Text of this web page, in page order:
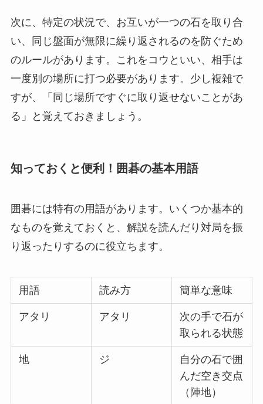
次に、特定の状況で、お互いが一つの石を取り合
い、同じ盤面が無限に繰り返されるのを防ぐため
のルールがあります。これをコウといい、相手は
一度別の場所に打つ必要があります。少し複雑で
すが、「同じ場所ですぐに取り返せないことがあ
る」と覚えておきましょう。
知っておくと便利！囲碁の基本用語
囲碁には特有の用語があります。いくつか基本的
なものを覚えておくと、解説を読んだり対局を振
り返ったりするのに役立ちます。
用語 読み方 簡単な意味
アタリ アタリ
次の手で石が
取られる状態
地 ジ
自分の石で囲
んだ空き交点
（陣地）